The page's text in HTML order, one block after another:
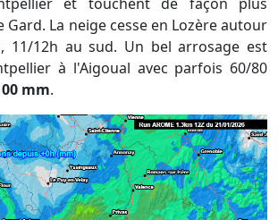
La neige cesse en Lozère autour
11/12h au sud. Un bel arrosage est
à l'Aigoual avec parfois 60/80
mm.